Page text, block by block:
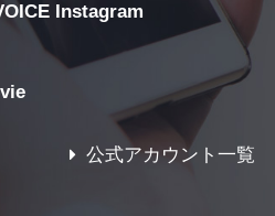
Instagram
公式アカウント一覧